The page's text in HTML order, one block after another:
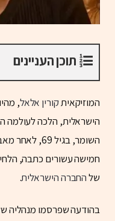
תוכן העניינים
המוזיקאיתקורין אלאל,
הישראלית, הלכה לעולמה
השומר, בגיל
חמישה עשורים כתבה,
שלהחברה הישראלית.
בהודעה שפרסמו מנהליה